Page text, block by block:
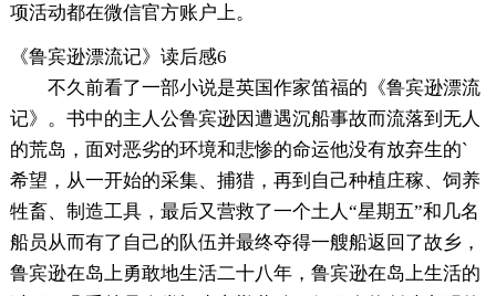
项活动都在微信官方账户上。
《鲁宾逊漂流记》读后感6
不久前看了一部小说是英国作家笛福的《鲁宾逊漂流
记》。书中的主人公鲁宾逊因遭遇沉船事故而流落到无人
的荒岛，面对恶劣的环境和悲惨的命运他没有放弃生的`
希望，从一开始的采集、捕猎，再到自己种植庄稼、饲养
牲畜、制造工具，最后又营救了一个土人“星期五”和几名
船员从而有了自己的队伍并最终夺得一艘船返回了故乡，
鲁宾逊在岛上勇敢地生活二十八年，鲁宾逊在岛上生活的